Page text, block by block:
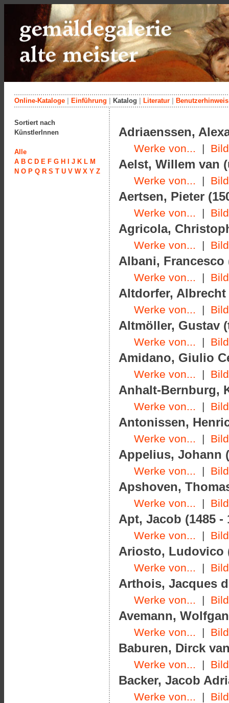
Online-Kataloge Einführung Katalog Literatur Benutzerhinweis
Adriaenssen,
Werke von... |
Aelst, Willem van
Werke von... |
Aertsen, Pieter
Werke von... |
Agricola,
Werke von... |
Albani, Francesco
Werke von... |
Altdorfer, Albrecht
Werke von... |
Altmöller, Gustav
Werke von... |
Amidano, Giulio
Werke von... |
Anhalt-Bernburg,
Werke von... |
Antonissen,
Werke von... |
Appelius, Johann
Werke von... |
Apshoven,
Werke von... |
Apt, Jacob (1485 -
Werke von... |
Ariosto, Ludovico
Werke von... |
Arthois, Jacques
Werke von... |
Avemann,
Werke von... |
Baburen, Dirck
Werke von... |
Backer, Jacob
Werke von... |
Sortiert nach
KünstlerInnen
Alle
A B C D E F G H J K L M
N O P Q R S T U V W X Y Z